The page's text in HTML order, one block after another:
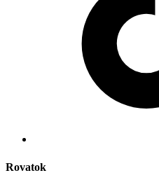
Rovatok